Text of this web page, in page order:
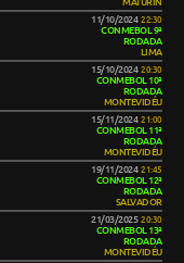
MATURÍN
11/10/2024 22:30
CONMEBOL 9ª
RODADA
LIMA
15/10/2024 20:30
CONMEBOL 10ª
RODADA
MONTEVIDÉU
15/11/2024 21:00
CONMEBOL 11ª
RODADA
MONTEVIDÉU
19/11/2024 21:45
CONMEBOL 12ª
RODADA
SALVADOR
21/03/2025 20:30
CONMEBOL 13ª
RODADA
MONTEVIDÉU